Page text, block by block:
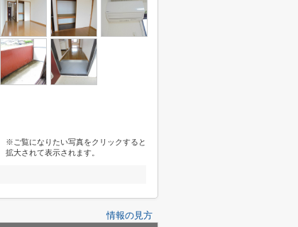
※ご覧になりたい写真をクリックすると
拡大されて表示されます。
情報の見方